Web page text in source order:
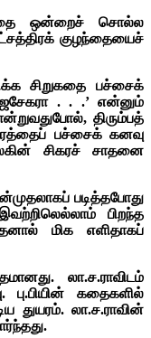
ஒன்றைச் சொல்ல
குழந்தையைச்
சிறுகதை பச்சைக்
. . .’ என்னும்
திரும்பத்
பச்சைக் கனவு
சிகரச் சாதனை
படித்தபோது
பிறந்த
மிக எளிதாகப்
லா.ச.ராவிடம்
பு.பியின் கதைகளில்
துயரம். லா.ச.ராவின்